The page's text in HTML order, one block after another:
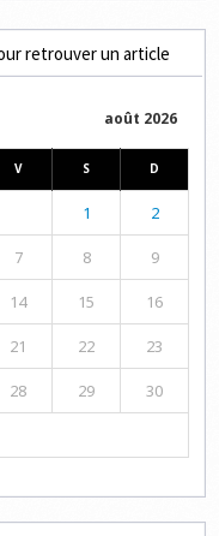
retrouver un article
août 2026
V S D
1 2
7 8 9
14 15 16
21 22 23
28 29 30